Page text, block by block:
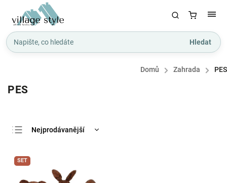
Hledat
Domů / Zahrada / PES
PES
Nejprodávanější
Abecedně
SET